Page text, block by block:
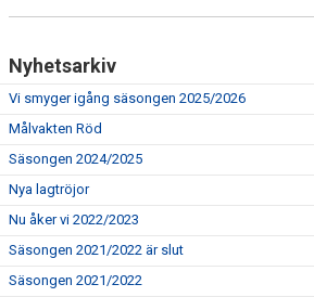
Nyhetsarkiv
Vi smyger igång säsongen 2025/2026
Målvakten Röd
Säsongen 2024/2025
Nya lagtröjor
Nu åker vi 2022/2023
Säsongen 2021/2022 är slut
Säsongen 2021/2022